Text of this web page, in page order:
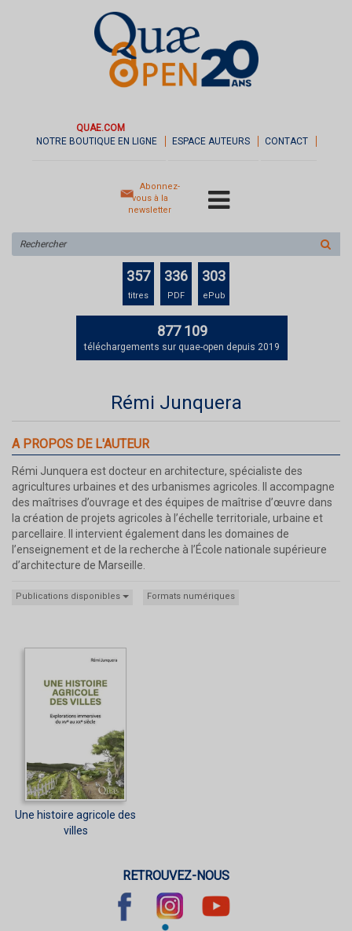
QUAE.COM
NOTRE BOUTIQUE EN LIGNE
ESPACE AUTEURS CONTACT
Abonnez-
vous à la
newsletter
sur
le
357
titres
336
PDF
303
ePub
877 109
téléchargements sur quae-open depuis 2019
Rémi Junquera
A PROPOS DE L'AUTEUR
Rémi Junquera est docteur en architecture, spécialiste des
agricultures urbaines et des urbanismes agricoles. Il accompagne
des maîtrises d’ouvrage et des équipes de maîtrise d’œuvre dans
la création de projets agricoles à l’échelle territoriale, urbaine et
parcellaire. Il intervient également dans les domaines de
l’enseignement et de la recherche à l’École nationale supérieure
d’architecture de Marseille.
Publications disponibles Formats numériques
Une histoire agricole des
villes
RETROUVEZ-NOUS